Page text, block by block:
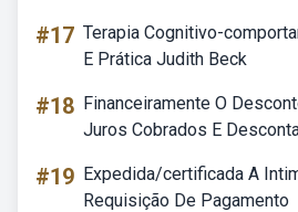
#17 Terapia Cognitivo-
E Prática Judith Beck
#18 Financeiramente O
Juros Cobrados E
#19 Expedida/certificada A
Requisição De Pagamento